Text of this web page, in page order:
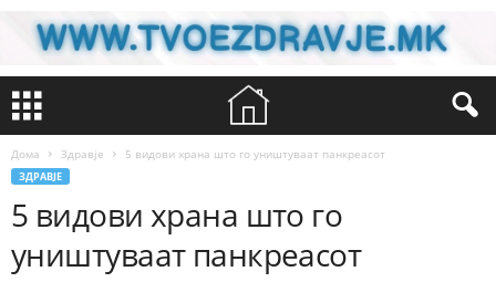
Дома Здравје 5 видови храна што го уништуваат панкреасот
ЗДРАВЈЕ
5 видови храна што го
уништуваат панкреасот